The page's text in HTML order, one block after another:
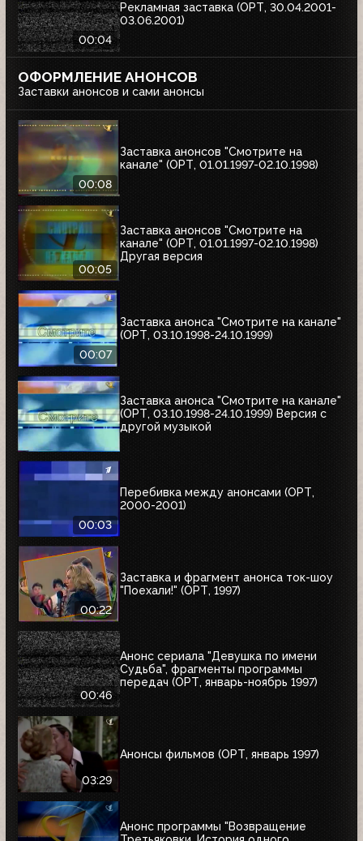
00:04
Рекламная заставка (ОРТ, 30.04.2001-
03.06.2001)
ОФОРМЛЕНИЕ АНОНСОВ
Заставки анонсов и сами анонсы
00:08
Заставка анонсов "Смотрите на
канале" (ОРТ, 01.01.1997-02.10.1998)
00:05
Заставка анонсов "Смотрите на
канале" (ОРТ, 01.01.1997-02.10.1998)
Другая версия
00:07
Заставка анонса "Смотрите на канале"
(ОРТ, 03.10.1998-24.10.1999)
Заставка анонса "Смотрите на канале"
(ОРТ, 03.10.1998-24.10.1999) Версия с
другой музыкой
00:03
Перебивка между анонсами (ОРТ,
2000-2001)
00:22
Заставка и фрагмент анонса ток-шоу
"Поехали!" (ОРТ, 1997)
00:46
Анонс сериала "Девушка по имени
Судьба", фрагменты программы
передач (ОРТ, январь-ноябрь 1997)
03:29
Анонсы фильмов (ОРТ, январь 1997)
Анонс программы "Возвращение